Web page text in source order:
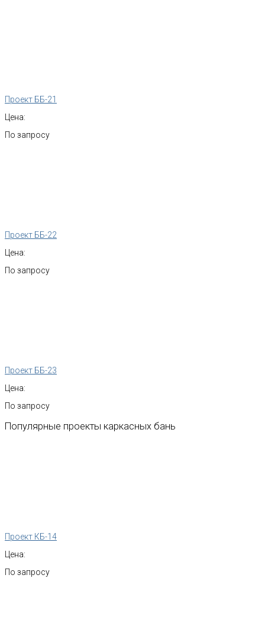
Проект ББ-21
Цена:
По запросу
Проект ББ-22
Цена:
По запросу
Проект ББ-23
Цена:
По запросу
Популярные проекты каркасных бань
Проект КБ-14
Цена:
По запросу